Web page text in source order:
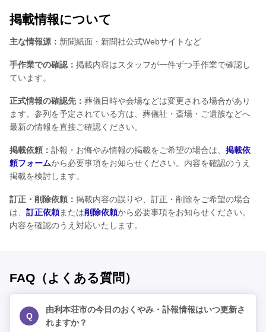
掲載情報について
主な情報源： 新聞紙面・新聞社公式Webサイトなど
手作業での確認： 掲載内容はスタッフが一件ずつ手作業で確認し
ています。
正式情報の確認先： 葬儀日時や会場などは変更される場合があり
ます。参列を予定されている方は、葬儀社・斎場・ご遺族などへ
最新の情報を直接ご確認ください。
掲載依頼： 訃報・お悔やみ情報の掲載をご希望の場合は、 掲載依
頼フォームから必要事項をお知らせください。内容を確認のうえ
掲載を検討します。
訂正・削除依頼： 掲載内容の誤りや、訂正・削除をご希望の場合
は、 訂正依頼または削除依頼から必要事項をお知らせください。
内容を確認のうえ対応いたします。
FAQ（よくある質問）
Q
由利本荘市の今日のおくやみ・訃報情報はいつ更新さ
れますか？